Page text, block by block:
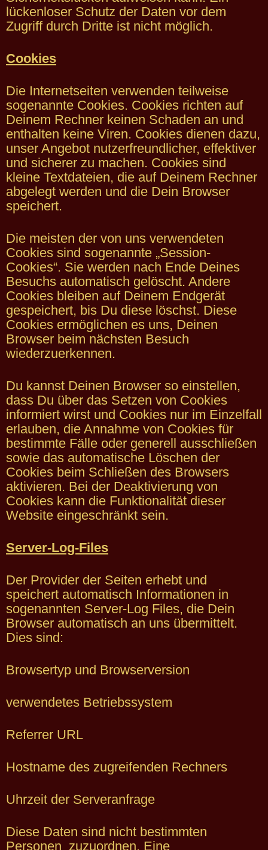
lückenloser Schutz der Daten vor dem
Zugriff durch Dritte ist nicht möglich.
Cookies
Die Internetseiten verwenden teilweise
sogenannte Cookies. Cookies richten auf
Deinem Rechner keinen Schaden an und
enthalten keine Viren. Cookies dienen dazu,
unser Angebot nutzerfreundlicher, effektiver
und sicherer zu machen. Cookies sind
kleine Textdateien, die auf Deinem Rechner
abgelegt werden und die Dein Browser
speichert.
Die meisten der von uns verwendeten
Cookies sind sogenannte „Session-
Cookies“. Sie werden nach Ende Deines
Besuchs automatisch gelöscht. Andere
Cookies bleiben auf Deinem Endgerät
gespeichert, bis Du diese löschst. Diese
Cookies ermöglichen es uns, Deinen
Browser beim nächsten Besuch
wiederzuerkennen.
Du kannst Deinen Browser so einstellen,
dass Du über das Setzen von Cookies
informiert wirst und Cookies nur im Einzelfall
erlauben, die Annahme von Cookies für
bestimmte Fälle oder generell ausschließen
sowie das automatische Löschen der
Cookies beim Schließen des Browsers
aktivieren. Bei der Deaktivierung von
Cookies kann die Funktionalität dieser
Website eingeschränkt sein.
Server-Log-Files
Der Provider der Seiten erhebt und
speichert automatisch Informationen in
sogenannten Server-Log Files, die Dein
Browser automatisch an uns übermittelt.
Dies sind:
Browsertyp und Browserversion
verwendetes Betriebssystem
Referrer URL
Hostname des zugreifenden Rechners
Uhrzeit der Serveranfrage
Diese Daten sind nicht bestimmten
Personen zuzuordnen. Eine